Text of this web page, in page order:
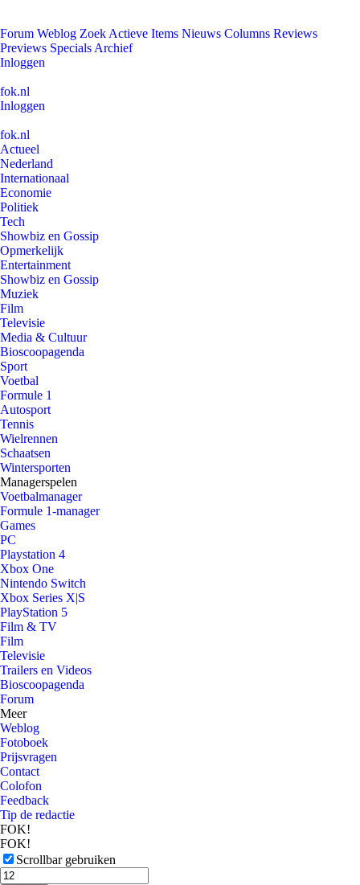
Forum Weblog Zoek Actieve Items Nieuws Columns Reviews
Previews Specials Archief
Inloggen
fok.nl
Inloggen
fok.nl
Actueel
Nederland
Internationaal
Economie
Politiek
Tech
Showbiz en Gossip
Opmerkelijk
Entertainment
Showbiz en Gossip
Muziek
Film
Televisie
Media & Cultuur
Bioscoopagenda
Sport
Voetbal
Formule 1
Autosport
Tennis
Wielrennen
Schaatsen
Wintersporten
Managerspelen
Voetbalmanager
Formule 1-manager
Games
PC
Playstation 4
Xbox One
Nintendo Switch
Xbox Series X|S
PlayStation 5
Film & TV
Film
Televisie
Trailers en Videos
Bioscoopagenda
Forum
Meer
Weblog
Fotoboek
Prijsvragen
Contact
Colofon
Feedback
Tip de redactie
FOK!
FOK!
Scrollbar gebruiken